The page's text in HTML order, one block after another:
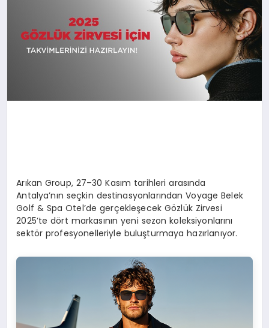
MALATYA HABERLERI
Arıkan Group, 27–30 Kasım tarihleri arasında
Antalya’nın seçkin destinasyonlarından Voyage Belek
Golf & Spa Otel’de gerçekleşecek Gözlük Zirvesi
2025’te dört markasının yeni sezon koleksiyonlarını
sektör profesyonelleriyle buluşturmaya hazırlanıyor.